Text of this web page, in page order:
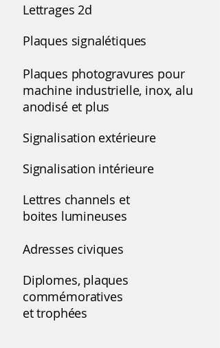
Lettrages 2d
Plaques signalétiques
Plaques photogravures pour
machine industrielle, inox, alu
anodisé et plus
Signalisation extérieure
Signalisation intérieure
Lettres channels et
boites lumineuses
Adresses civiques
Diplomes, plaques
commémoratives
et trophées